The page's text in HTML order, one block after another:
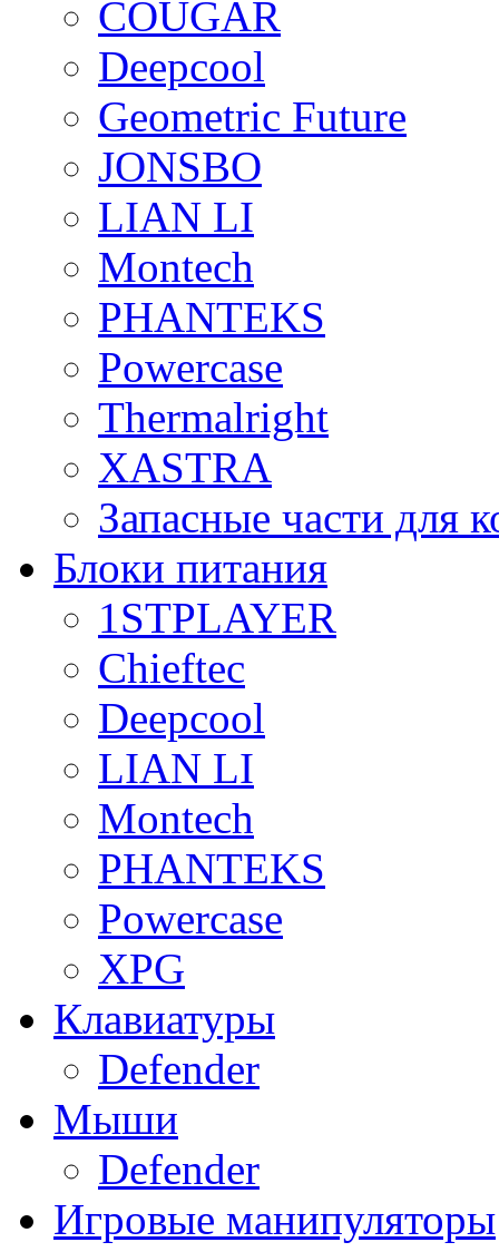
COUGAR
Deepcool
Geometric Future
JONSBO
LIAN LI
Montech
PHANTEKS
Powercase
Thermalright
XASTRA
Запасные части для
Блоки питания
1STPLAYER
Chieftec
Deepcool
LIAN LI
Montech
PHANTEKS
Powercase
XPG
Клавиатуры
Defender
Мыши
Defender
Игровые манипуляторы